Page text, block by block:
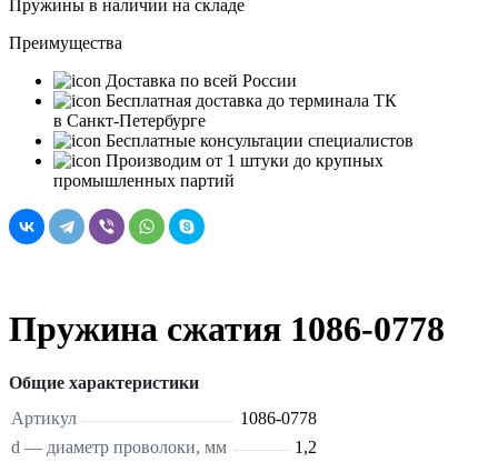
Пружины в наличии на складе
Преимущества
Доставка по всей России
Бесплатная доставка до терминала ТК
в Санкт‑Петербурге
Бесплатные консультации специалистов
Производим от 1 штуки до крупных
промышленных партий
Пружина сжатия 1086-0778
Общие характеристики
Артикул
1086-0778
d — диаметр проволоки, мм
1,2